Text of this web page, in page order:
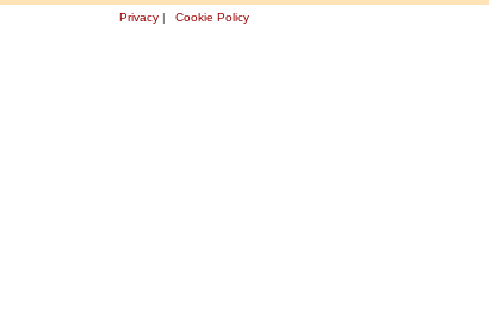
Privacy | Cookie Policy